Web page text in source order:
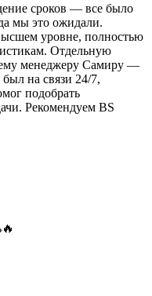
сроков — все было
мы это ожидали.
уровне, полностью
Отдельную
менеджеру Самиру —
на связи 24/7,
подобрать
Рекомендуем BS